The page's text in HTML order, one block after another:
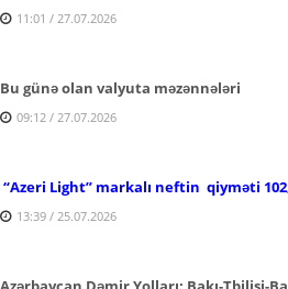
11:01 / 27.07.2026
Bu günə olan valyuta məzənnələri
09:12 / 27.07.2026
“Azeri Light” markalı neftin qiyməti
13:39 / 25.07.2026